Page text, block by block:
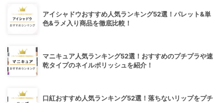
アイシャドウおすすめ人気ランキング52選！パレット&単
色&ラメ入り商品を徹底比較！
マニキュア人気ランキング52選！おすすめのプチプラや速
乾タイプのネイルポリッシュを紹介！
口紅おすすめ人気ランキング52選！落ちないリップをプチ